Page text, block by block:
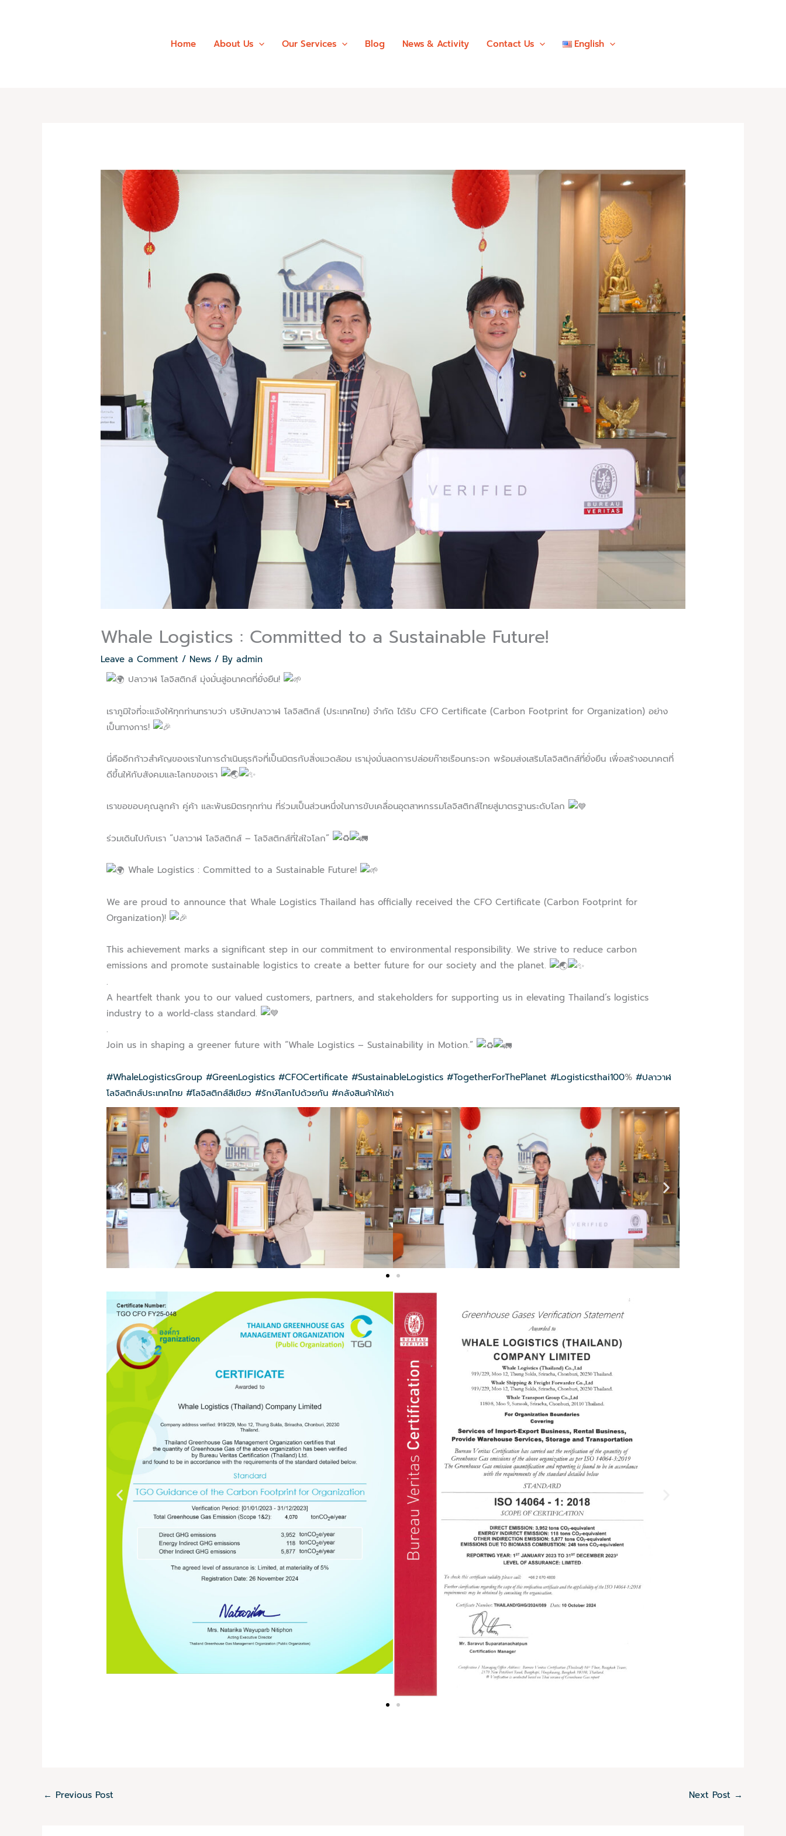
Home About Us Our Services Blog News & Activity Contact Us English
Whale Logistics : Committed to a Sustainable Future!
Leave a Comment / News / Byadmin
ปลาวาฬ โลจิสติกส์ มุ่งมั่นสู่อนาคตที่ยั่งยืน!
เราภูมิใจที่จะแจ้งให้ทุกท่านทราบว่า บริษัทปลาวาฬ โลจิสติกส์ (ประเทศไทย) จำกัด ได้รับ CFO Certificate (Carbon Footprint for Organization) อย่าง
เป็นทางการ!
นี่คืออีกก้าวสำคัญของเราในการดำเนินธุรกิจที่เป็นมิตรกับสิ่งแวดล้อม เรามุ่งมั่นลดการปล่อยก๊าซเรือนกระจก พร้อมส่งเสริมโลจิสติกส์ที่ยั่งยืน เพื่อสร้างอนาคตที่
ดีขึ้นให้กับสังคมและโลกของเรา
เราขอขอบคุณลูกค้า คู่ค้า และพันธมิตรทุกท่าน ที่ร่วมเป็นส่วนหนึ่งในการขับเคลื่อนอุตสาหกรรมโลจิสติกส์ไทยสู่มาตรฐานระดับโลก
ร่วมเดินไปกับเรา “ปลาวาฬ โลจิสติกส์ – โลจิสติกส์ที่ใส่ใจโลก”
Whale Logistics : Committed to a Sustainable Future!
We are proud to announce that Whale Logistics Thailand has officially received the CFO Certificate (Carbon Footprint for
Organization)!
This achievement marks a significant step in our commitment to environmental responsibility. We strive to reduce carbon
emissions and promote sustainable logistics to create a better future for our society and the planet.
.
A heartfelt thank you to our valued customers, partners, and stakeholders for supporting us in elevating Thailand’s logistics
industry to a world-class standard.
.
Join us in shaping a greener future with “Whale Logistics – Sustainability in Motion.”
#WhaleLogisticsGroup #GreenLogistics #CFOCertificate #SustainableLogistics #TogetherForThePlanet #Logisticsthai100%#ปลาวาฬ
โลจิสติกส์ประเทศไทย #โลจิสติกส์สีเขียว #รักษ์โลกไปด้วยกัน #คลังสินค้าให้เช่า
← Previous Post Next Post →